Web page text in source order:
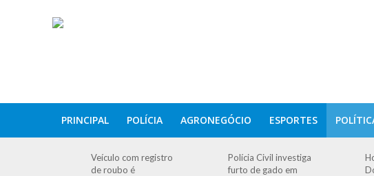
PRINCIPAL POLÍCIA AGRONEGÓCIO ESPORTES
Veículo com registro
de roubo é
Polícia Civil investiga
furto de gado em